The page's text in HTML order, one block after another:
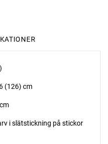
(126) cm
i slätstickning på stickor